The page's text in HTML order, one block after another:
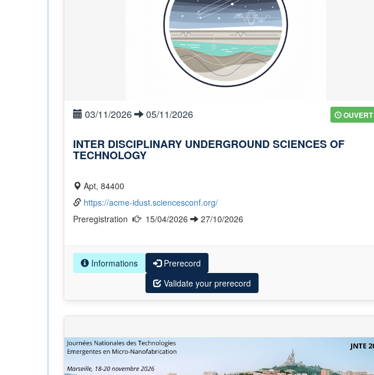
03/11/2026 05/11/2026 OUVERT
INTER DISCIPLINARY UNDERGROUND SCIENCES OF
TECHNOLOGY
Apt, 84400
https://acme-idust.sciencesconf.org/
15/04/2026 27/10/2026
Informations
Prerecord
Validate your prerecord